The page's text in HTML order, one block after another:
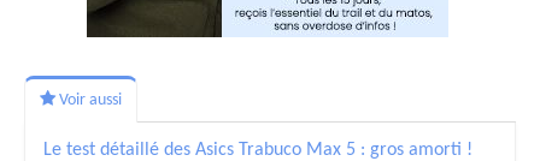
Voir aussi
Le test détaillé des Asics Trabuco Max 5 : gros amorti !